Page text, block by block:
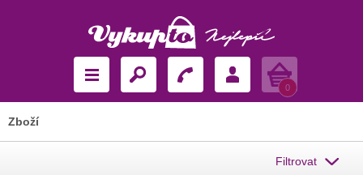
Košík
0
Zboží
Filtrovat